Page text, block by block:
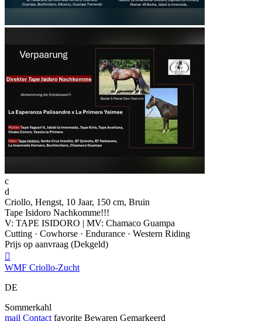
c
d
Criollo, Hengst, 10 Jaar, 150 cm, Bruin
Tape Isidoro Nachkomme!!!
V: TAPE ISIDORO | MV: Chamaco Guampa
Cutting · Cowhorse · Endurance · Western Riding
Prijs op aanvraag (Dekgeld)

WMF Criollo-Zucht
DE
Sommerkahl
mail Contact favorite Bewaren Gemarkeerd